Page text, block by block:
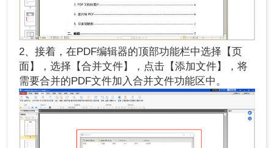
2、接着，在PDF编辑器的顶部功能栏中选择【页
面】，选择【合并文件】，点击【添加文件】，将
需要合并的PDF文件加入合并文件功能区中。